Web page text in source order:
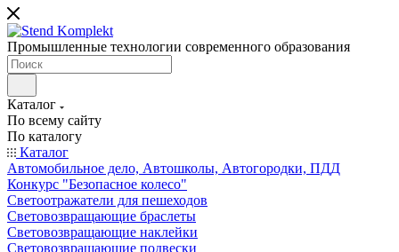
Промышленные технологии современного образования
Каталог
По всему сайту
По каталогу
Каталог
Автомобильное дело, Автошколы, Автогородки, ПДД
Конкурс "Безопасное колесо"
Светоотражатели для пешеходов
Световозвращающие браслеты
Световозвращающие наклейки
Световозвращающие подвески